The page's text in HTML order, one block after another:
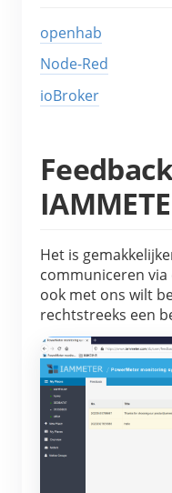
EV-lader
IAMMETER-
Virtuele meter
Toepassingen
PV-
Domotica
Winkel
Bronnen
Product
Documentatie
Tutorialvideo
FAQ
Nieuws
Community
Contributor
Forum
Contact
Over ons
openhab
Node-Red
ioBroker
Het is
communiceren via
ook met ons wilt
rechtstreeks een